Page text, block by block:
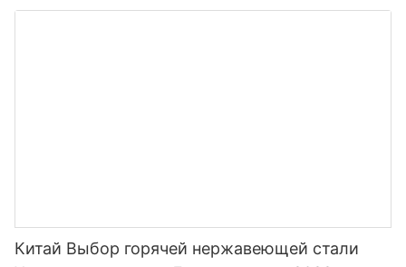
Китай Выбор горячей нержавеющей стали